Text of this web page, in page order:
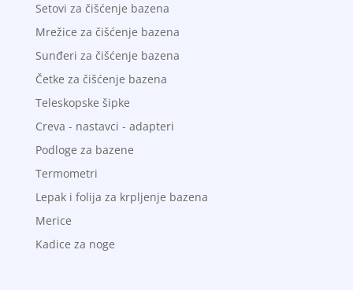
Setovi za čišćenje bazena
Mrežice za čišćenje bazena
Sunđeri za čišćenje bazena
Četke za čišćenje bazena
Teleskopske šipke
Creva - nastavci - adapteri
Podloge za bazene
Termometri
Lepak i folija za krpljenje bazena
Merice
Kadice za noge